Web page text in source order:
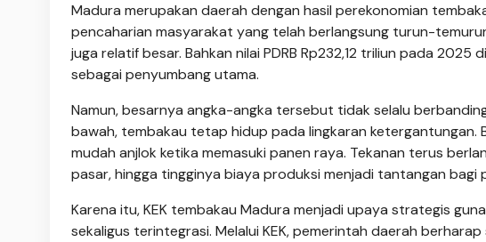
Madura merupakan daerah dengan hasil perekonomian
pencaharian masyarakat yang telah berlangsung turun-
juga relatif besar. Bahkan nilai PDRB Rp232,12 triliun pada
sebagai penyumbang utama.
Namun, besarnya angka-angka tersebut tidak selalu
bawah, tembakau tetap hidup pada lingkaran ketergantungan.
mudah anjlok ketika memasuki panen raya. Tekanan terus
pasar, hingga tingginya biaya produksi menjadi tantangan bagi
Karena itu, KEK tembakau Madura menjadi upaya strategis
sekaligus terintegrasi. Melalui KEK, pemerintah daerah